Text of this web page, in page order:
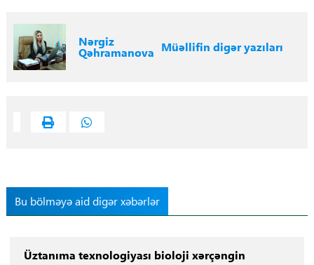
Nərgiz
Qəhramanova Müəllifin digər yazıları
Bu bölməyə aid digər xəbərlər
Üztanıma texnologiyası bioloji xərçəngin